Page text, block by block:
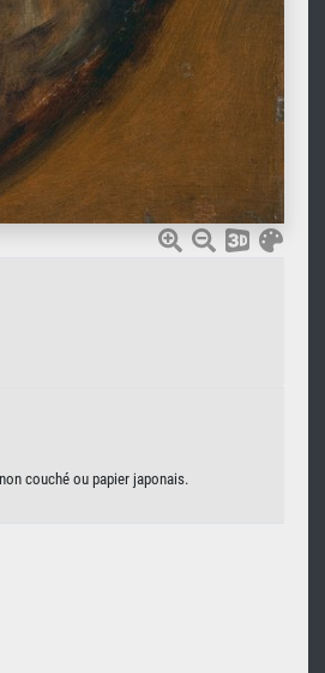
couché ou papier japonais.